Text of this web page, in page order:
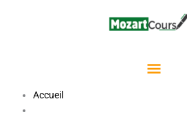
Menu
Accueil